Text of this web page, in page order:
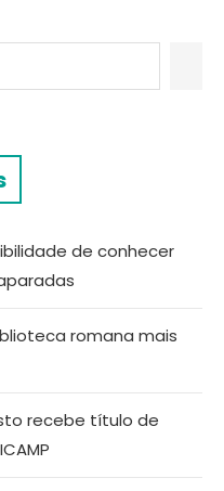
de conhecer
romana mais
recebe título de